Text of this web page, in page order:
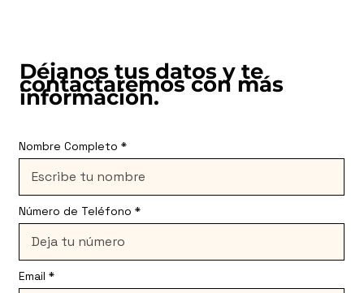
Déjanos tus datos y te
contactaremos con más
información.
Nombre Completo
Número de Teléfono
Email